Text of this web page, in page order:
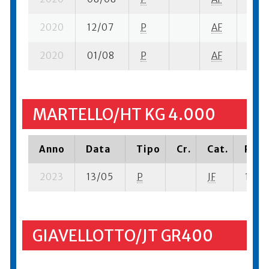
2020 12/07 P AF
2020 01/08 P AF
MARTELLO/HT KG 4.000
Anno Data Tipo Cr. Cat.
2023 13/05 P JF 10
GIAVELLOTTO/JT GR400